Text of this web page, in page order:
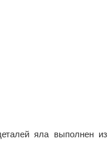
яла выполнен из